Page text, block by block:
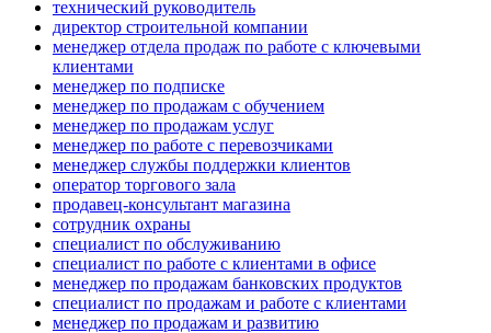
технический руководитель
директор строительной компании
менеджер отдела продаж по работе с ключевыми
клиентами
менеджер по подписке
менеджер по продажам с обучением
менеджер по продажам услуг
менеджер по работе с перевозчиками
менеджер службы поддержки клиентов
оператор торгового зала
продавец-консультант магазина
сотрудник охраны
специалист по обслуживанию
специалист по работе с клиентами в офисе
менеджер по продажам банковских продуктов
специалист по продажам и работе с клиентами
менеджер по продажам и развитию